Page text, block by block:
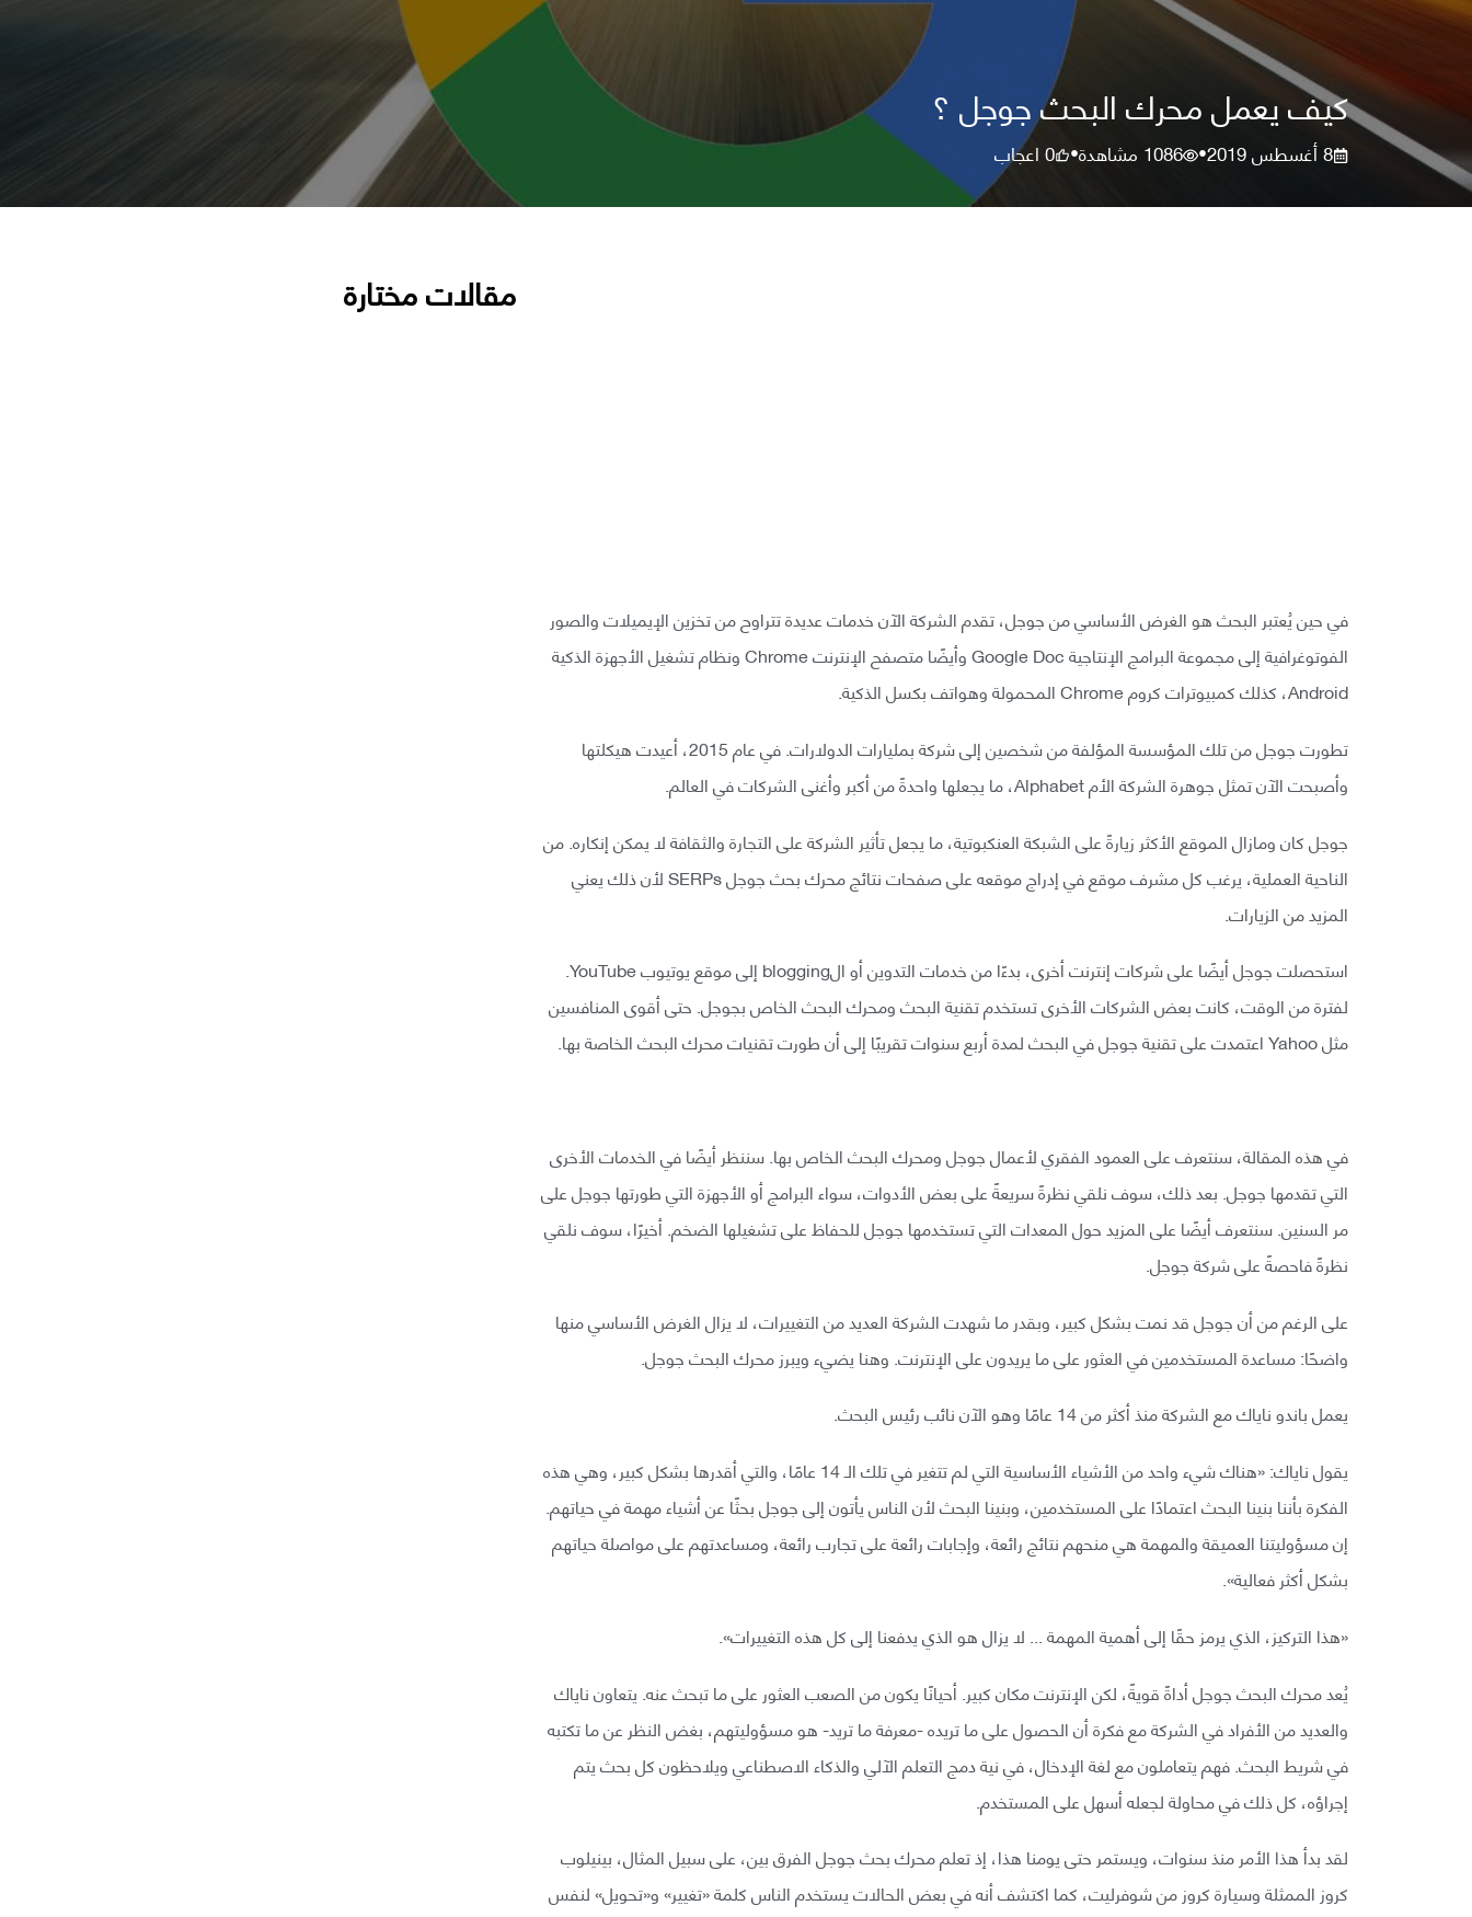
كيف يعمل محرك البحث جوجل ؟
8 أغسطس 2019 •
1086 مشاهدة•
0اعجاب
في حين يُعتبر البحث هو الغرض الأساسي من جوجل، تقدم الشركة الآن خدمات عديدة تتراوح من تخزين الإيميلات والصور
الفوتوغرافية إلى مجموعة البرامج الإنتاجية Google Doc وأيضًا متصفح الإنترنت Chrome ونظام تشغيل الأجهزة الذكية
Android، كذلك كمبيوترات كروم Chrome المحمولة وهواتف بكسل الذكية.
تطورت جوجل من تلك المؤسسة المؤلفة من شخصين إلى شركة بمليارات الدولارات. في عام 2015، أعيدت هيكلتها
وأصبحت الآن تمثل جوهرة الشركة الأم Alphabet، ما يجعلها واحدةً من أكبر وأغنى الشركات في العالم.
جوجل كان ومازال الموقع الأكثر زيارةً على الشبكة العنكبوتية، ما يجعل تأثير الشركة على التجارة والثقافة لا يمكن إنكاره. من
الناحية العملية، يرغب كل مشرف موقع في إدراج موقعه على صفحات نتائج محرك بحث جوجل SERPs لأن ذلك يعني
المزيد من الزيارات.
استحصلت جوجل أيضًا على شركات إنترنت أخرى، بدءًا من خدمات التدوين أو الblogging إلى موقع يوتيوب YouTube.
لفترة من الوقت، كانت بعض الشركات الأخرى تستخدم تقنية البحث ومحرك البحث الخاص بجوجل. حتى أقوى المنافسين
مثل Yahoo اعتمدت على تقنية جوجل في البحث لمدة أربع سنوات تقريبًا إلى أن طورت تقنيات محرك البحث الخاصة بها.
في هذه المقالة، سنتعرف على العمود الفقري لأعمال جوجل ومحرك البحث الخاص بها. سننظر أيضًا في الخدمات الأخرى
التي تقدمها جوجل. بعد ذلك، سوف نلقي نظرةً سريعةً على بعض الأدوات، سواء البرامج أو الأجهزة التي طورتها جوجل على
مر السنين. سنتعرف أيضًا على المزيد حول المعدات التي تستخدمها جوجل للحفاظ على تشغيلها الضخم. أخيرًا، سوف نلقي
نظرةً فاحصةً على شركة جوجل.
على الرغم من أن جوجل قد نمت بشكل كبير، وبقدر ما شهدت الشركة العديد من التغييرات، لا يزال الغرض الأساسي منها
واضحًا: مساعدة المستخدمين في العثور على ما يريدون على الإنترنت. وهنا يضيء ويبرز محرك البحث جوجل.
يعمل باندو ناياك مع الشركة منذ أكثر من 14 عامًا وهو الآن نائب رئيس البحث.
يقول ناياك: «هناك شيء واحد من الأشياء الأساسية التي لم تتغير في تلك الـ 14 عامًا، والتي أقدرها بشكل كبير، وهي هذه
الفكرة بأننا بنينا البحث اعتمادًا على المستخدمين، وبنينا البحث لأن الناس يأتون إلى جوجل بحثًا عن أشياء مهمة في حياتهم.
إن مسؤوليتنا العميقة والمهمة هي منحهم نتائج رائعة، وإجابات رائعة على تجارب رائعة، ومساعدتهم على مواصلة حياتهم
بشكل أكثر فعالية».
«هذا التركيز، الذي يرمز حقًا إلى أهمية المهمة ... لا يزال هو الذي يدفعنا إلى كل هذه التغييرات».
يُعد محرك البحث جوجل أداةً قويةً، لكن الإنترنت مكان كبير. أحيانًا يكون من الصعب العثور على ما تبحث عنه. يتعاون ناياك
والعديد من الأفراد في الشركة مع فكرة أن الحصول على ما تريده -معرفة ما تريد- هو مسؤوليتهم، بغض النظر عن ما تكتبه
في شريط البحث. فهم يتعاملون مع لغة الإدخال، في نية دمج التعلم الآلي والذكاء الاصطناعي ويلاحظون كل بحث يتم
إجراؤه، كل ذلك في محاولة لجعله أسهل على المستخدم.
لقد بدأ هذا الأمر منذ سنوات، ويستمر حتى يومنا هذا، إذ تعلم محرك بحث جوجل الفرق بين، على سبيل المثال، بينيلوب
كروز الممثلة وسيارة كروز من شوفرليت، كما اكتشف أنه في بعض الحالات يستخدم الناس كلمة «تغيير» و«تحويل» لنفس
مقالات مختارة